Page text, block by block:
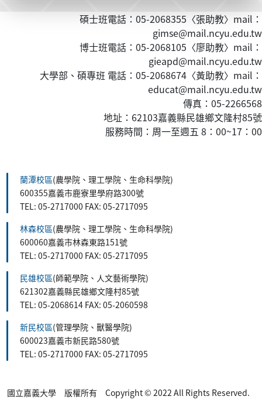
碩士班電話：05-2068355〈張助教〉mail：
gimse@mail.ncyu.edu.tw
博士班電話：05-2068105〈廖助教〉mail：
gieapd@mail.ncyu.edu.tw
大學部、碩專班 電話：05-2068674〈黃助教〉mail：
educat@mail.ncyu.edu.tw
傳真：05-2266568
地址：62103嘉義縣民雄鄉文隆村85號
服務時間：周一至週五 8：00~17：00
蘭潭校區(農學院、理工學院、生命科學院)
600355嘉義市鹿寮里學府路300號
TEL: 05-2717000 FAX: 05-2717095
林森校區(農學院、理工學院、生命科學院)
600060嘉義市林森東路151號
TEL: 05-2717000 FAX: 05-2717095
民雄校區(師範學院、人文藝術學院)
621302嘉義縣民雄鄉文隆村85號
TEL: 05-2068614 FAX: 05-2060598
新民校區(管理學院、獸醫學院)
600023嘉義市新民路580號
TEL: 05-2717000 FAX: 05-2717095
國立嘉義大學 版權所有 Copyright © 2022 All Rights Reserved.